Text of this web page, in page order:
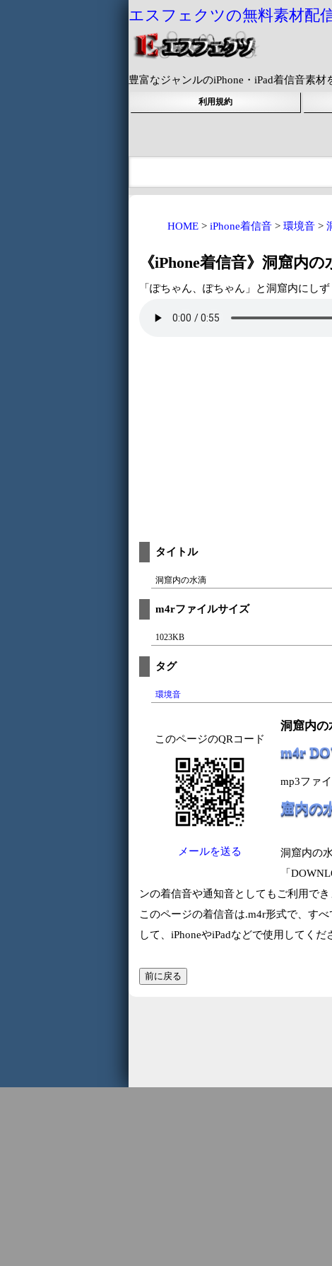
エスフェクツの無料素材配
豊富なジャンルのiPhone・iPad着信音素
利用規約
HOME iPhone着信音 環境音
《iPhone着信音》洞窟内の
「ぽちゃん、ぽちゃん」と洞窟内にし
タイトル
洞窟内の水滴
m4rファイルサイズ
1023KB
タグ
環境音
このページのQRコード
メールを送る
洞窟内の
m4r
mp3ファ
窟内の
洞窟内の
「
ンの着信音や通知音としてもご利用でき
このページの着信音は.m4r形式で、す
して、iPhoneやiPadなどで使用してくだ